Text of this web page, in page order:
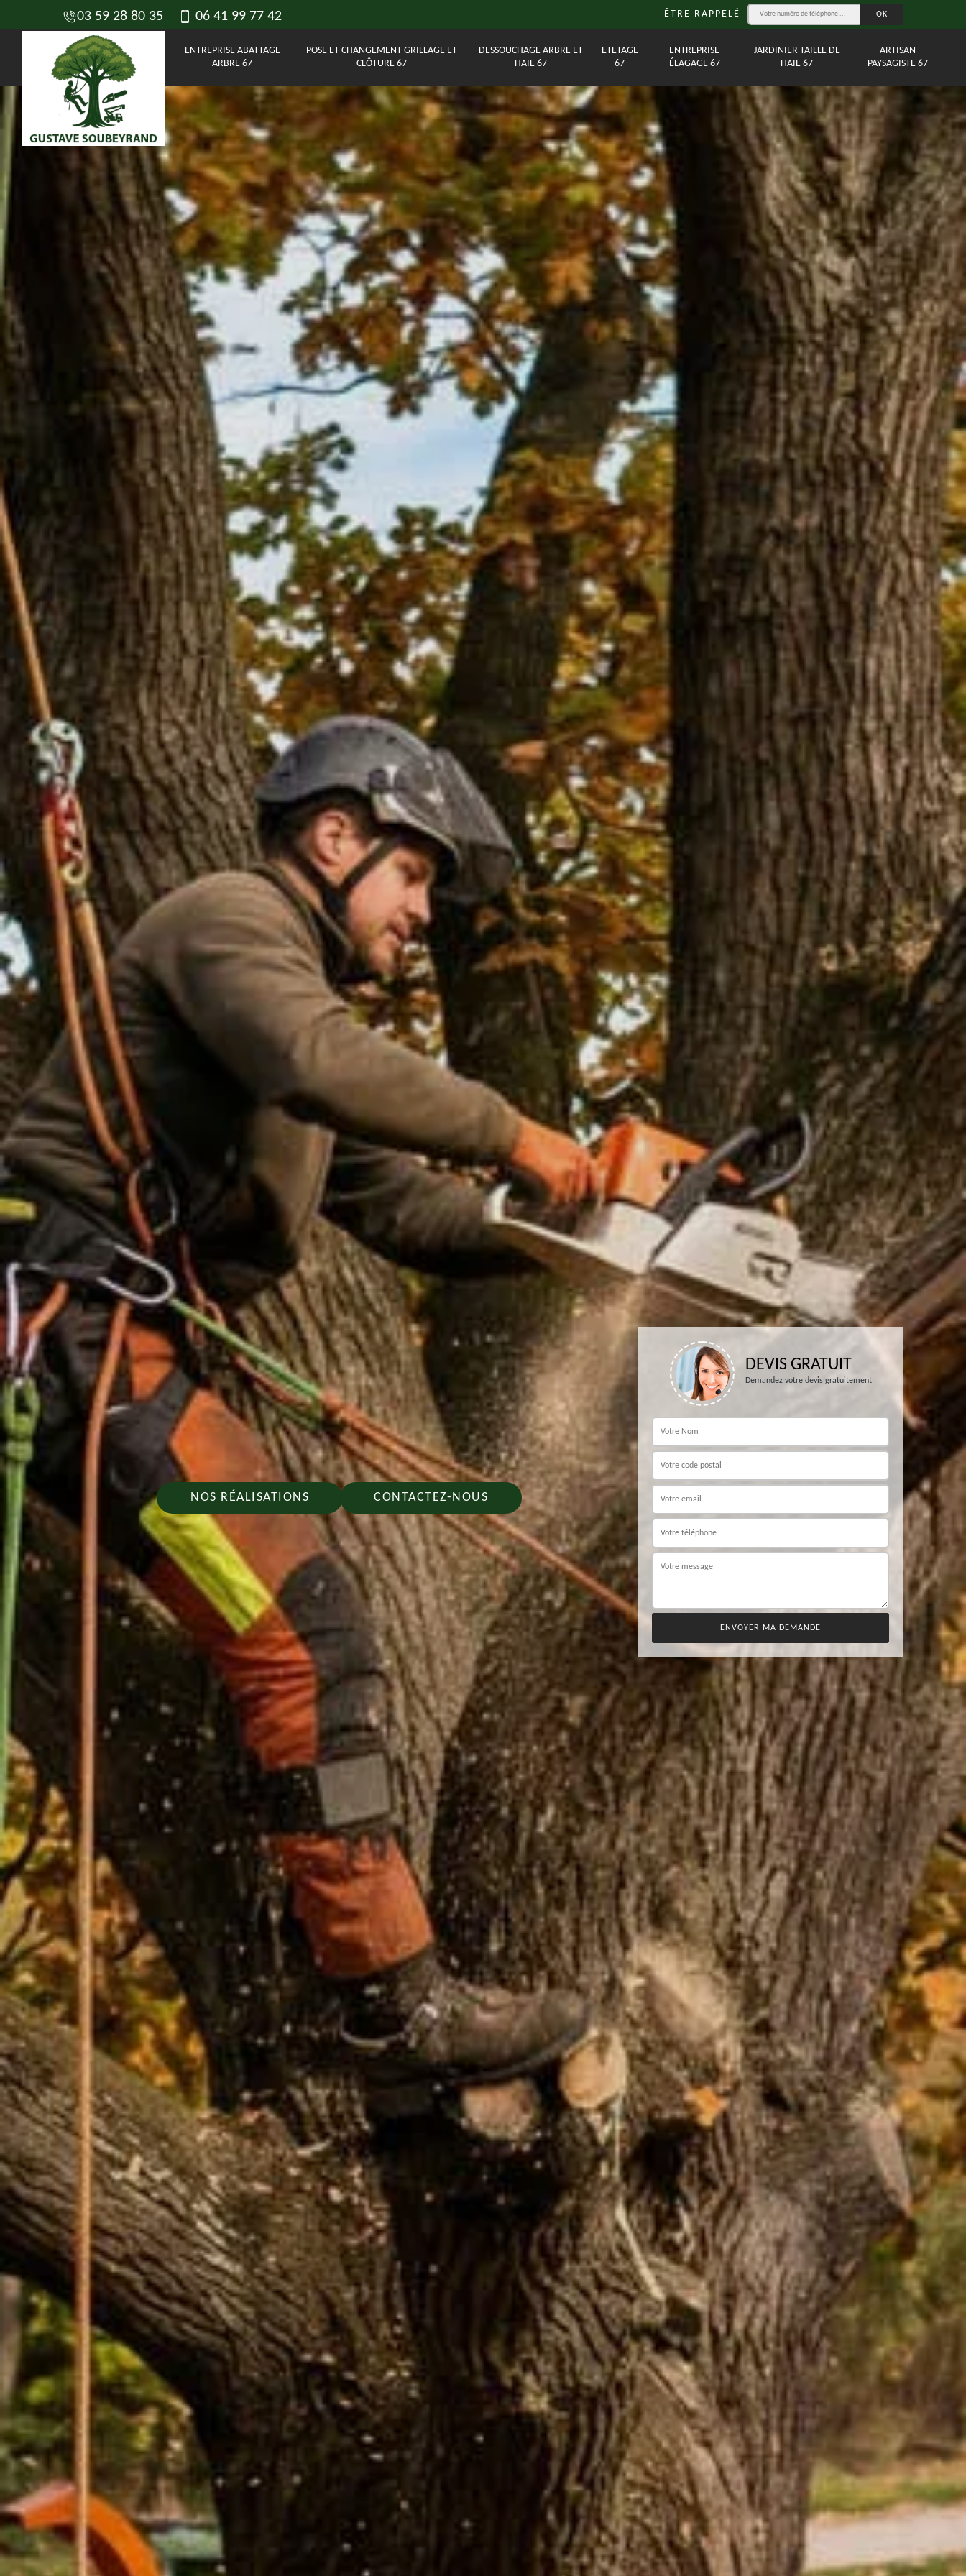
03 59 28 80 35 06 41 99 77 42 ÊTRE RAPPELÉ
ENTREPRISE ABATTAGE
ARBRE 67
POSE ET CHANGEMENT GRILLAGE ET
CLÔTURE 67
DESSOUCHAGE ARBRE ET
HAIE 67
ETETAGE
67
ENTREPRISE
ÉLAGAGE 67
JARDINIER TAILLE DE
HAIE 67
ARTISAN
PAYSAGISTE 67
NOS RÉALISATIONS CONTACTEZ-NOUS
DEVIS GRATUIT
Demandez votre devis gratuitement